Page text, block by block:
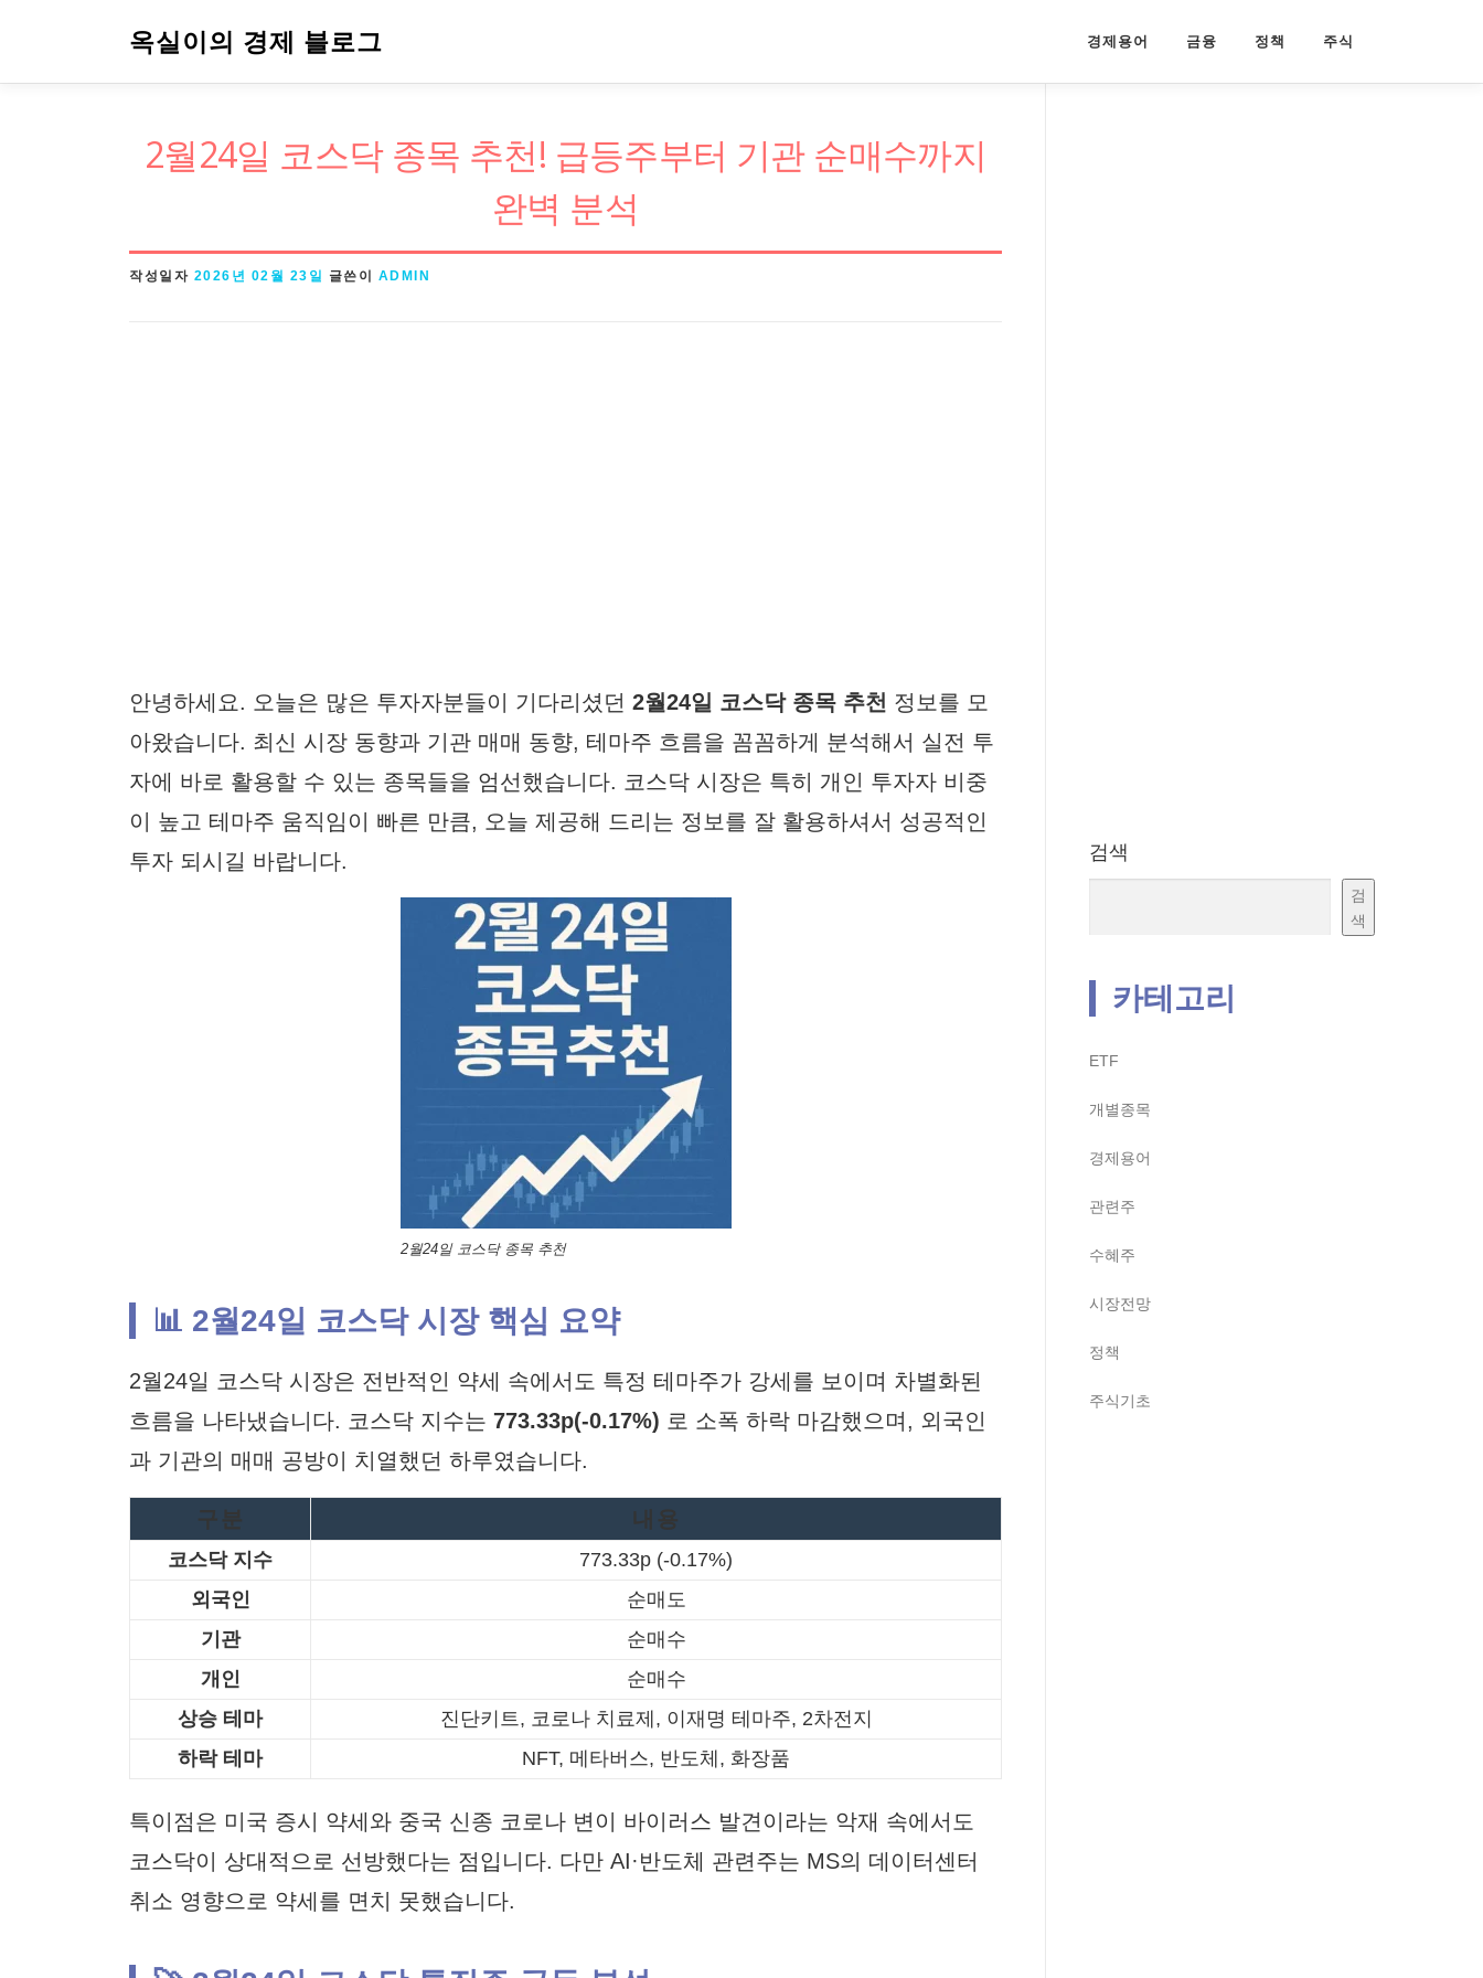
으
옥실이의 경제 블로그 경제용어 금융 정책 주식
2월24일 코스닥 종목 추천! 급등주부터 기관 순매수까지
완벽 분석
작성일자 2026년 02월 23일 글쓴이 ADMIN
안녕하세요. 오늘은 많은 투자자분들이 기다리셨던 2월24일 코스닥 종목 추천 정보를 모
아왔습니다. 최신 시장 동향과 기관 매매 동향, 테마주 흐름을 꼼꼼하게 분석해서 실전 투
자에 바로 활용할 수 있는 종목들을 엄선했습니다. 코스닥 시장은 특히 개인 투자자 비중
이 높고 테마주 움직임이 빠른 만큼, 오늘 제공해 드리는 정보를 잘 활용하셔서 성공적인
투자 되시길 바랍니다.
2월24일 코스닥 종목 추천
📊 2월24일 코스닥 시장 핵심 요약
2월24일 코스닥 시장은 전반적인 약세 속에서도 특정 테마주가 강세를 보이며 차별화된
흐름을 나타냈습니다. 코스닥 지수는 773.33p(-0.17%) 로 소폭 하락 마감했으며, 외국인
과 기관의 매매 공방이 치열했던 하루였습니다.
구분 내용
코스닥 지수
773.33p (-0.17%)
외국인
순매도
기관
순매수
개인
순매수
상승 테마
진단키트, 코로나 치료제, 이재명 테마주, 2차전지
하락 테마
NFT, 메타버스, 반도체, 화장품
특이점은 미국 증시 약세와 중국 신종 코로나 변이 바이러스 발견이라는 악재 속에서도
코스닥이 상대적으로 선방했다는 점입니다. 다만 AI·반도체 관련주는 MS의 데이터센터
취소 영향으로 약세를 면치 못했습니다.
검색
검
색
카테고리
ETF
개별종목
경제용어
관련주
수혜주
시장전망
정책
주식기초